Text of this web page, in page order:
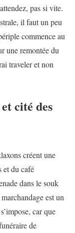
pas si vite.
il faut un peu
commence au
une remontée du
traveler et non
cité des
créent une
et du café
dans le souk
est un
car que
de